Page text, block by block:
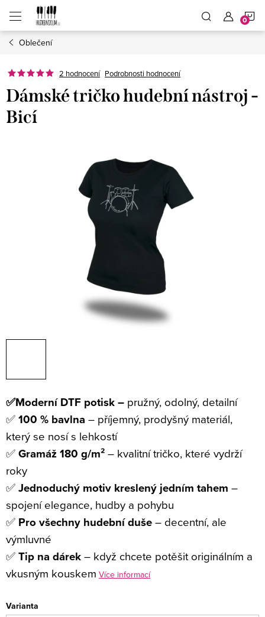
obsah
Oblečení
2 hodnocení Podrobnosti hodnocení
Dámské tričko hudební nástroj -
Bicí
✅Moderní DTF potisk – pružný, odolný, detailní
✅100 % bavlna – příjemný, prodyšný materiál,
který se nosí s lehkostí
✅Gramáž 180 g/m²– kvalitní tričko, které vydrží
roky
✅Jednoduchý motiv kreslený jedním tahem –
spojení elegance, hudby a pohybu
✅ Pro všechny hudební duše– decentní, ale
výmluvné
✅Tip na dárek– když chcete potěšit originálním a
vkusným kouskem Více informací
Varianta